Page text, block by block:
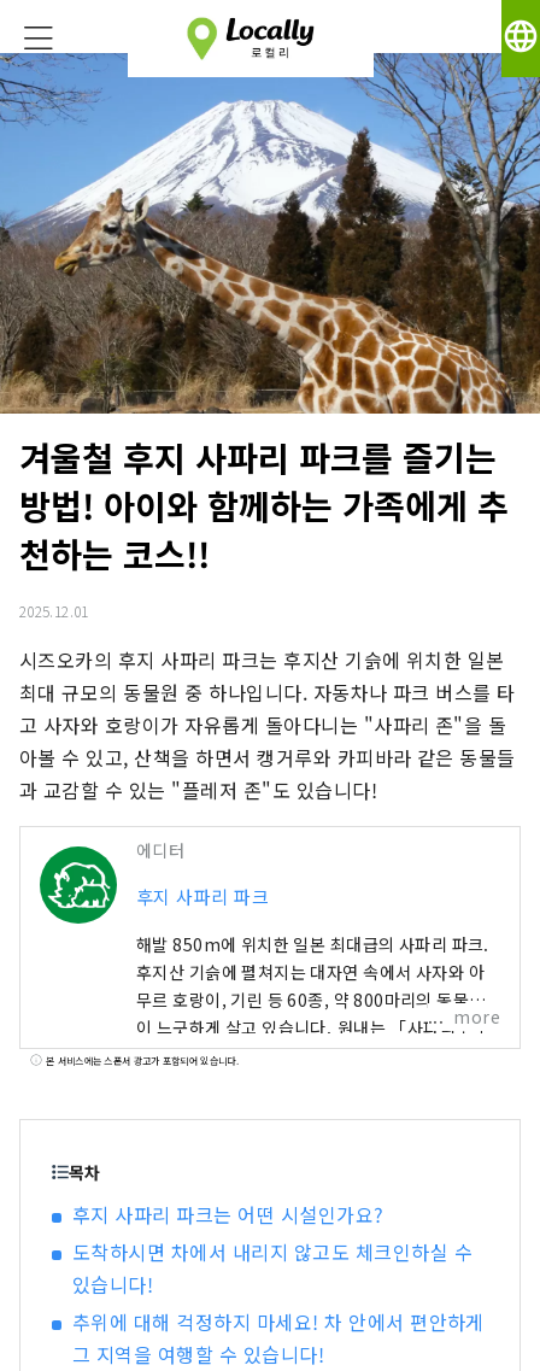
language
겨울철 후지 사파리 파크를 즐기는
방법! 아이와 함께하는 가족에게 추
천하는 코스!!
2025.12.01
시즈오카의 후지 사파리 파크는 후지산 기슭에 위치한 일본
최대 규모의 동물원 중 하나입니다. 자동차나 파크 버스를 타
고 사자와 호랑이가 자유롭게 돌아다니는 "사파리 존"을 돌
아볼 수 있고, 산책을 하면서 캥거루와 카피바라 같은 동물들
과 교감할 수 있는 "플레저 존"도 있습니다!
에디터
후지 사파리 파크
해발 850m에 위치한 일본 최대급의 사파리 파크.
후지산 기슭에 펼쳐지는 대자연 속에서 사자와 아
무르 호랑이, 기린 등 60종, 약 800마리의 동물들
이 느긋하게 살고 있습니다. 원내는 「사파리 존」
과 「교류 존」으로 나누어져 있어, 자연이 풍부한
more
본 서비스에는 스폰서 광고가 포함되어 있습니다.
목차
후지 사파리 파크는 어떤 시설인가요?
도착하시면 차에서 내리지 않고도 체크인하실 수
있습니다!
추위에 대해 걱정하지 마세요! 차 안에서 편안하게
그 지역을 여행할 수 있습니다!